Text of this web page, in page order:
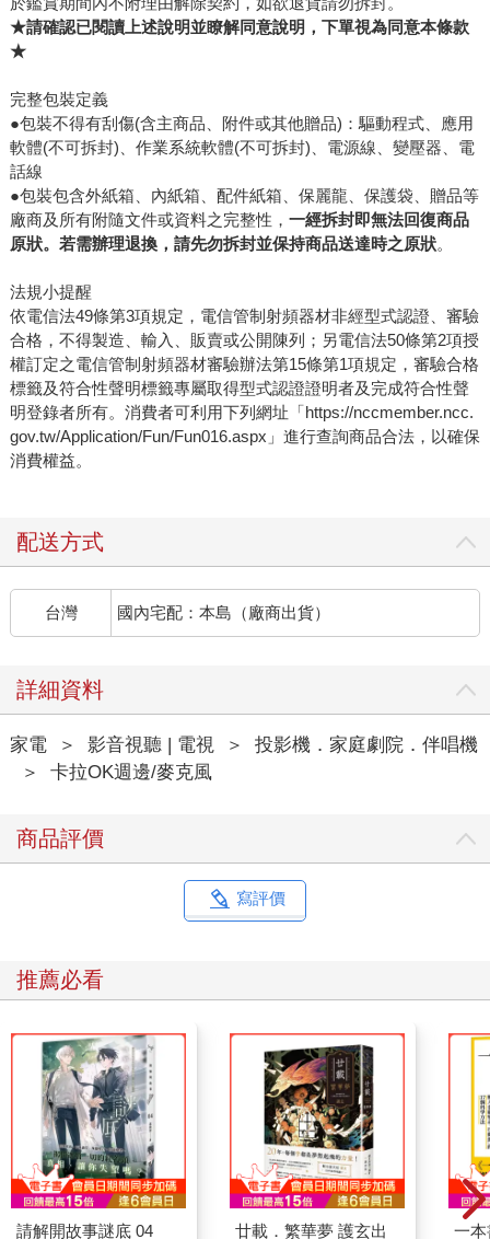
★請確認已閱讀上述說明並瞭解同意說明，下單視為同意本條款
★
完整包裝定義
●包裝不得有刮傷(含主商品、附件或其他贈品)：驅動程式、應用
軟體(不可拆封)、作業系統軟體(不可拆封)、電源線、變壓器、電
話線
●包裝包含外紙箱、內紙箱、配件紙箱、保麗龍、保護袋、贈品等
廠商及所有附隨文件或資料之完整性， 一經拆封即無法回復商品
原狀。若需辦理退換，請先勿拆封並保持商品送達時之原狀。
法規小提醒
依電信法49條第3項規定，電信管制射頻器材非經型式認證、審驗
合格，不得製造、輸入、販賣或公開陳列；另電信法50條第2項授
權訂定之電信管制射頻器材審驗辦法第15條第1項規定，審驗合格
標籤及符合性聲明標籤專屬取得型式認證證明者及完成符合性聲
明登錄者所有。消費者可利用下列網址「https://nccmember.ncc.
gov.tw/Application/Fun/Fun016.aspx」進行查詢商品合法，以確保
消費權益。
配送方式
台灣 國內宅配：本島（廠商出貨）
詳細資料
家電 ＞ 影音視聽 | 電視 ＞
投影機．家庭劇院．伴唱機
＞
卡拉OK週邊/麥克風
商品評價
寫評價
推薦必看
請解開故事謎底 04
廿載．繁華夢 護玄出
一